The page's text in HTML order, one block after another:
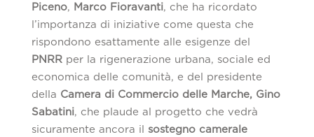
Piceno, Marco Fioravanti, che ha ricordato
l’importanza di iniziative come questa che
rispondono esattamente alle esigenze del
PNRRper la rigenerazione urbana, sociale ed
economica delle comunità, e del presidente
della Camera di Commercio delle Marche, Gino
Sabatini, che plaude al progetto che vedrà
sicuramente ancora il sostegno camerale